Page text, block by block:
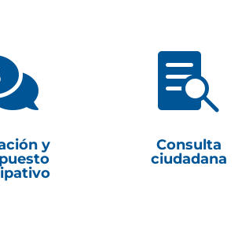
y

Consulta
ciudadana